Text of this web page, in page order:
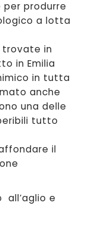
produrre
a lotta
trovate in
in Emilia
in tutta
anche
una delle
tutto
il